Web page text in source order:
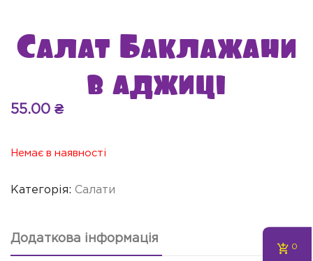
Салат Баклажани
в аджиці
55.00 ₴
Немає в наявності
Категорія: Салати
Додаткова інформація
0